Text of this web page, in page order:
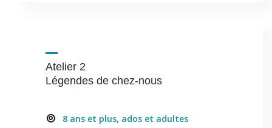
Atelier 2
Légendes de chez-nous
8 ans et plus, ados et adultes